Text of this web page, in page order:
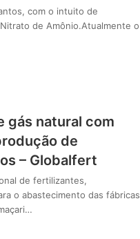
com o intuito de
de Amônio.Atualmente o
gás natural com
de
– Globalfert
de fertilizantes,
o abastecimento das fábricas